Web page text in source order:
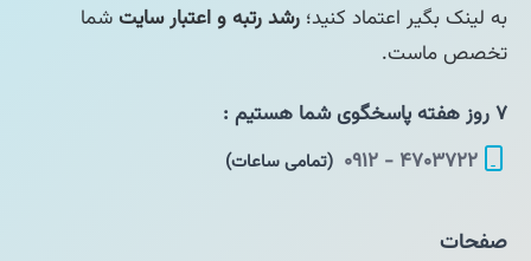
به لینک بگیر اعتماد کنید؛ رشد رتبه و اعتبار سایتشما
تخصص ماست.
۷ روز هفته پاسخگوی شما هستیم :
۴۷۰۳۷۲۲ - ۰۹۱۲
(تمامی ساعات)
صفحات